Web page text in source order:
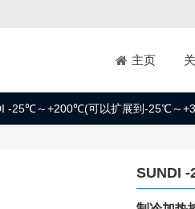
主页
-25℃～+200℃(可以扩展到-25℃～
SUNDI